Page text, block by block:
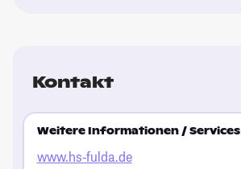
Kontakt
Weitere Informationen / Services
www.hs-fulda.de